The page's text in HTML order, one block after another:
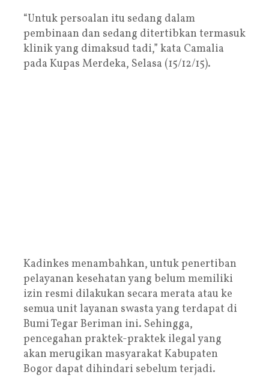
“Untuk persoalan itu sedang dalam
pembinaan dan sedang ditertibkan termasuk
klinik yang dimaksud tadi,” kata Camalia
pada Kupas Merdeka, Selasa (15/12/15).
Kadinkes menambahkan, untuk penertiban
pelayanan kesehatan yang belum memiliki
izin resmi dilakukan secara merata atau ke
semua unit layanan swasta yang terdapat di
Bumi Tegar Beriman ini. Sehingga,
pencegahan praktek-praktek ilegal yang
akan merugikan masyarakat Kabupaten
Bogor dapat dihindari sebelum terjadi.